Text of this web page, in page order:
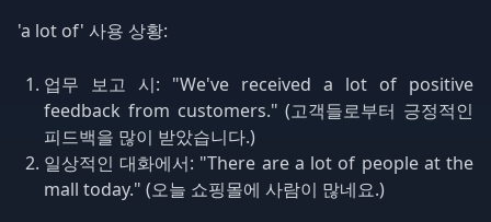
'a lot of' 사용 상황:
업무 보고 시: "We've received a lot of positive
feedback from customers." (고객들로부터 긍정적인
피드백을 많이 받았습니다.)
일상적인 대화에서: "There are a lot of people at the
mall today." (오늘 쇼핑몰에 사람이 많네요.)